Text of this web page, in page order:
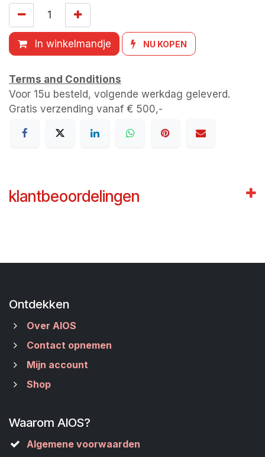
In winkelmandje NU KOPEN
Terms and Conditions
Voor 15u besteld, volgende werkdag geleverd.
Gratis verzending vanaf € 500,-
klantbeoordelingen
Ontdekken
Over AIOS
Contact opnemen
Mijn account
Shop
Waarom AIOS?
Algemene voorwaarden